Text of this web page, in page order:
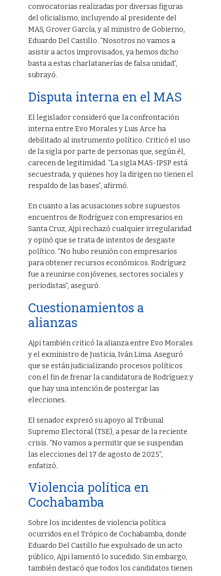
convocatorias realizadas por diversas figuras
del oficialismo, incluyendo al presidente del
MAS, Grover García, y al ministro de Gobierno,
Eduardo Del Castillo. “Nosotros no vamos a
asistir a actos improvisados, ya hemos dicho
basta a estas charlatanerías de falsa unidad”,
subrayó.
Disputa interna en el MAS
El legislador consideró que la confrontación
interna entre Evo Morales y Luis Arce ha
debilitado al instrumento político. Criticó el uso
de la sigla por parte de personas que, según él,
carecen de legitimidad. “La sigla MAS-IPSP está
secuestrada, y quienes hoy la dirigen no tienen el
respaldo de las bases”, afirmó.
En cuanto a las acusaciones sobre supuestos
encuentros de Rodríguez con empresarios en
Santa Cruz, Ajpi rechazó cualquier irregularidad
y opinó que se trata de intentos de desgaste
político. “No hubo reunión con empresarios
para obtener recursos económicos. Rodríguez
fue a reunirse con jóvenes, sectores sociales y
periodistas”, aseguró.
Cuestionamientos a
alianzas
Ajpi también criticó la alianza entre Evo Morales
y el exministro de Justicia, Iván Lima. Aseguró
que se están judicializando procesos políticos
con el fin de frenar la candidatura de Rodríguez y
que hay una intención de postergar las
elecciones.
El senador expresó su apoyo al Tribunal
Supremo Electoral (TSE), a pesar de la reciente
crisis. “No vamos a permitir que se suspendan
las elecciones del 17 de agosto de 2025”,
enfatizó.
Violencia política en
Cochabamba
Sobre los incidentes de violencia política
ocurridos en el Trópico de Cochabamba, donde
Eduardo Del Castillo fue expulsado de un acto
público, Ajpi lamentó lo sucedido. Sin embargo,
también destacó que todos los candidatos tienen